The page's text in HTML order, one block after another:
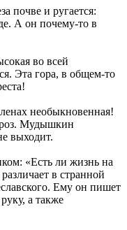
почве и ругается:
А он почему-то в
во всей
Эта гора, в общем-то
необыкновенная!
Мудышкин
выходит.
«Есть ли жизнь на
в странной
Ему он пишет
а также